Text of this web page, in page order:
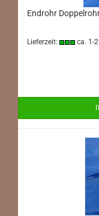
Endrohr
Lieferzeit: ca. 1-